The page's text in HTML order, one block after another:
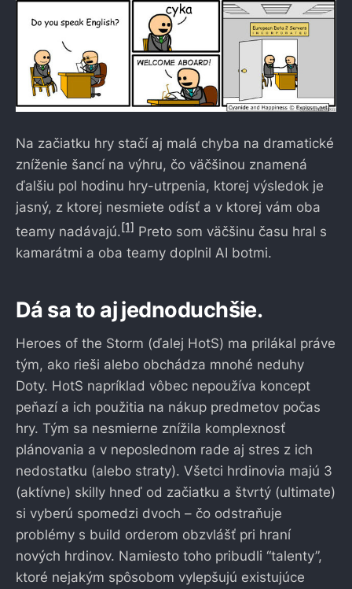
Na začiatku hry stačí aj malá chyba na dramatické
zníženie šancí na výhru, čo väčšinou znamená
ďalšiu pol hodinu hry-utrpenia, ktorej výsledok je
jasný, z ktorej nesmiete odísť a v ktorej vám oba
teamy nadávajú.[1] Preto som väčšinu času hral s
kamarátmi a oba teamy doplnil AI botmi.
Dá sa to aj jednoduchšie.
Heroes of the Storm (ďalej HotS) ma prilákal práve
tým, ako rieši alebo obchádza mnohé neduhy
Doty. HotS napríklad vôbec nepoužíva koncept
peňazí a ich použitia na nákup predmetov počas
hry. Tým sa nesmierne znížila komplexnosť
plánovania a v neposlednom rade aj stres z ich
nedostatku (alebo straty). Všetci hrdinovia majú 3
(aktívne) skilly hneď od začiatku a štvrtý (ultimate)
si vyberú spomedzi dvoch – čo odstraňuje
problémy s build orderom obzvlášť pri hraní
nových hrdinov. Namiesto toho pribudli “talenty”,
ktoré nejakým spôsobom vylepšujú existujúce